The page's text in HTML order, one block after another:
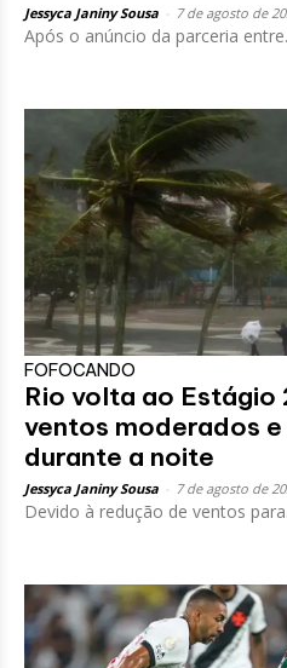
Jessyca Janiny Sousa 7 de agosto de
Após o anúncio da parceria
FOFOCANDO
Rio volta ao Estágio
ventos moderados
durante a noite
Jessyca Janiny Sousa 7 de agosto de
Devido à redução de ventos